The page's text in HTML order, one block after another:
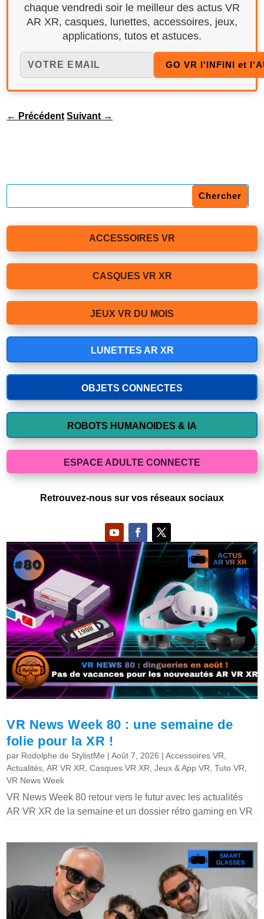
chaque vendredi soir le meilleur des actus VR
AR XR, casques, lunettes, accessoires, jeux,
applications, tutos et astuces.
← Précédent Suivant →
ACCESSOIRES VR
CASQUES VR XR
JEUX VR DU MOIS
LUNETTES AR XR
OBJETS CONNECTES
ROBOTS HUMANOIDES & IA
ESPACE ADULTE CONNECTE
Retrouvez-nous sur vos réseaux sociaux
VR News Week 80 : une semaine de
folie pour la XR !
par Rodolphe de StylistMe |Août 7, 2026 |Accessoires VR
Actualités ,AR VR XR ,Casques VR XR ,Jeux & App VR ,Tuto VR
VR News Week
VR News Week 80 retour vers le futur avec les actualités
AR VR XR de la semaine et un dossier rétro gaming en VR